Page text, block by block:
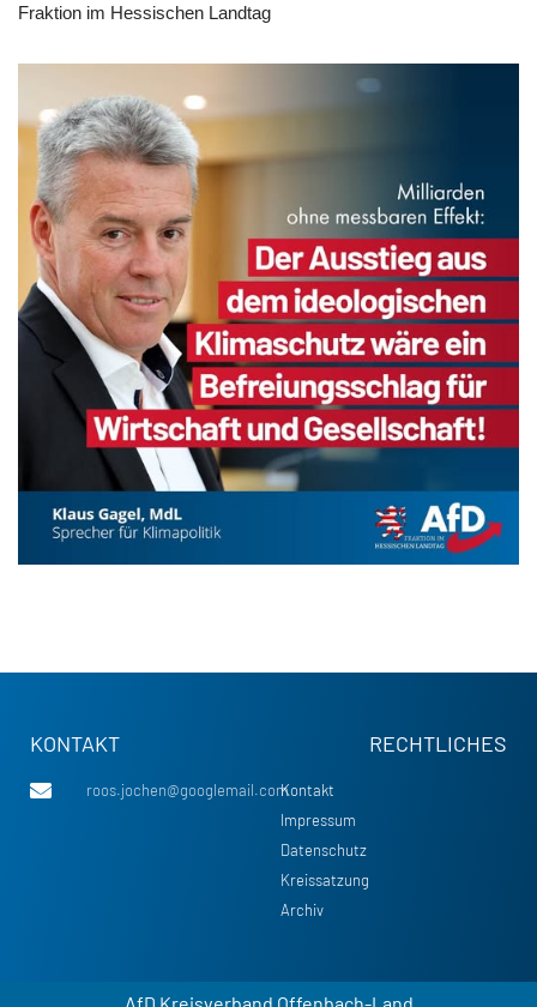
Fraktion im Hessischen Landtag
KONTAKT
roos.jochen@googlemail.com
RECHTLICHES
Kontakt
Impressum
Datenschutz
Kreissatzung
Archiv